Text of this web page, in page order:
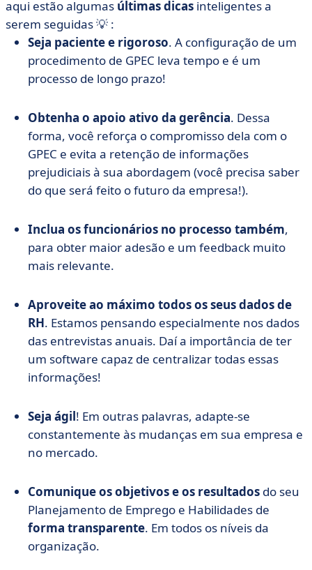
aqui estão algumas últimas dicas inteligentes a
serem seguidas 💡 :
Seja paciente e rigoroso. A configuração de um
procedimento de GPEC leva tempo e é um
processo de longo prazo!
Obtenha o apoio ativo da gerência. Dessa
forma, você reforça o compromisso dela com o
GPEC e evita a retenção de informações
prejudiciais à sua abordagem (você precisa saber
do que será feito o futuro da empresa!).
Inclua os funcionários no processo também,
para obter maior adesão e um feedback muito
mais relevante.
Aproveite ao máximo todos os seus dados de
RH. Estamos pensando especialmente nos dados
das entrevistas anuais. Daí a importância de ter
um software capaz de centralizar todas essas
informações!
Seja ágil! Em outras palavras, adapte-se
constantemente às mudanças em sua empresa e
no mercado.
Comunique os objetivos e os resultados do seu
Planejamento de Emprego e Habilidades de
forma transparente. Em todos os níveis da
organização.